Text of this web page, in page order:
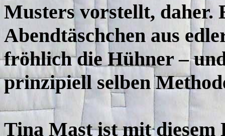
Musters vorstellt, daher.
Abendtäschchen aus
fröhlich die Hühner –
prinzipiell selben
Tina Mast ist mit diesem